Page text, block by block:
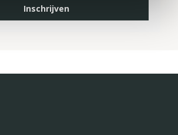
Inschrijven